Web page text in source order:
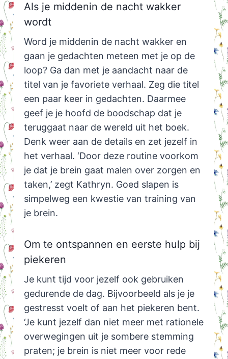
Als je middenin de nacht wakker
wordt
Word je middenin de nacht wakker en
gaan je gedachten meteen met je op de
loop? Ga dan met je aandacht naar de
titel van je favoriete verhaal. Zeg die titel
een paar keer in gedachten. Daarmee
geef je je hoofd de boodschap dat je
teruggaat naar de wereld uit het boek.
Denk weer aan de details en zet jezelf in
het verhaal. ‘Door deze routine voorkom
je dat je brein gaat malen over zorgen en
taken,’ zegt Kathryn. Goed slapen is
simpelweg een kwestie van training van
je brein.
Om te ontspannen en eerste hulp bij
piekeren
Je kunt tijd voor jezelf ook gebruiken
gedurende de dag. Bijvoorbeeld als je je
gestresst voelt of aan het piekeren bent.
‘Je kunt jezelf dan niet meer met rationele
overwegingen uit je sombere stemming
praten; je brein is niet meer voor rede